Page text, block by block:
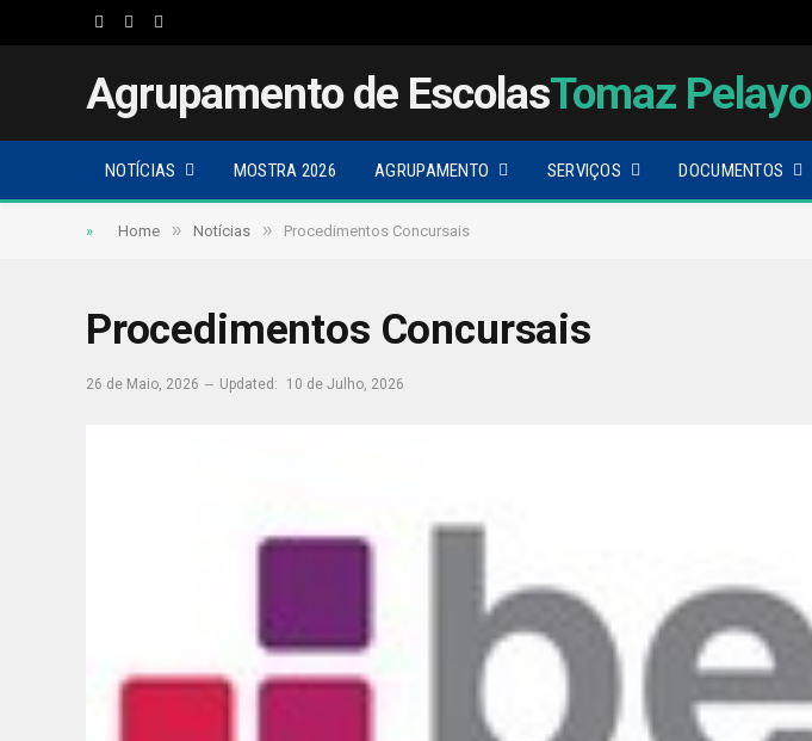
Facebook
TwitterInstagram
Agrupamento de EscolasTomaz Pelayo
NOTÍCIAS MOSTRA 2026 AGRUPAMENTO SERVIÇOS DOCUMENTOS
» Home » Notícias » Procedimentos Concursais
Procedimentos Concursais
26 de Maio, 2026 Updated: 10 de Julho, 2026